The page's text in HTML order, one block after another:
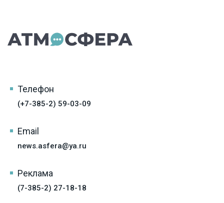
Телефон
(+7-385-2) 59-03-09
Email
news.asfera@ya.ru
Реклама
(7-385-2) 27-18-18